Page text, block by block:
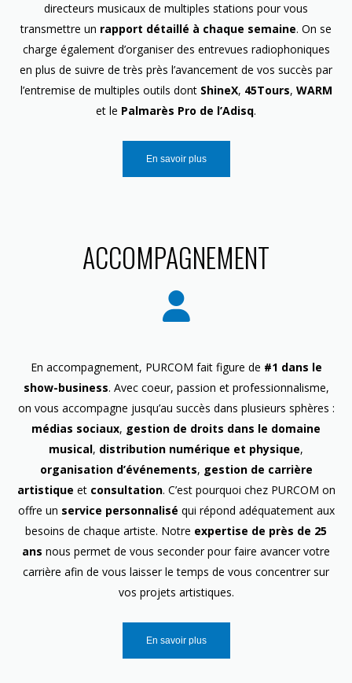
directeurs musicaux de multiples stations pour vous
transmettre un rapport détaillé à chaque semaine. On se
charge également d’organiser des entrevues radiophoniques
en plus de suivre de très près l’avancement de vos succès par
l’entremise de multiples outils dont ShineX, 45Tours, WARM
et le Palmarès Pro de l’Adisq.
En savoir plus
ACCOMPAGNEMENT
En accompagnement, PURCOM fait figure de #1 dans le
show-business. Avec coeur, passion et professionnalisme,
on vous accompagne jusqu’au succès dans plusieurs sphères :
médias sociaux, gestion de droits dans le domaine
musical, distribution numérique et physique,
organisation d’événements, gestion de carrière
artistique etconsultation. C’est pourquoi chez PURCOM on
offre un service personnalisé qui répond adéquatement aux
besoins de chaque artiste. Notre expertise de près de 25
ans nous permet de vous seconder pour faire avancer votre
carrière afin de vous laisser le temps de vous concentrer sur
vos projets artistiques.
En savoir plus